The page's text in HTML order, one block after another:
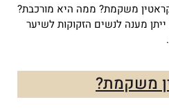
משקמת? ממה היא מורכבת?
מענה לנשים הזקוקות לשיער
משקמת?